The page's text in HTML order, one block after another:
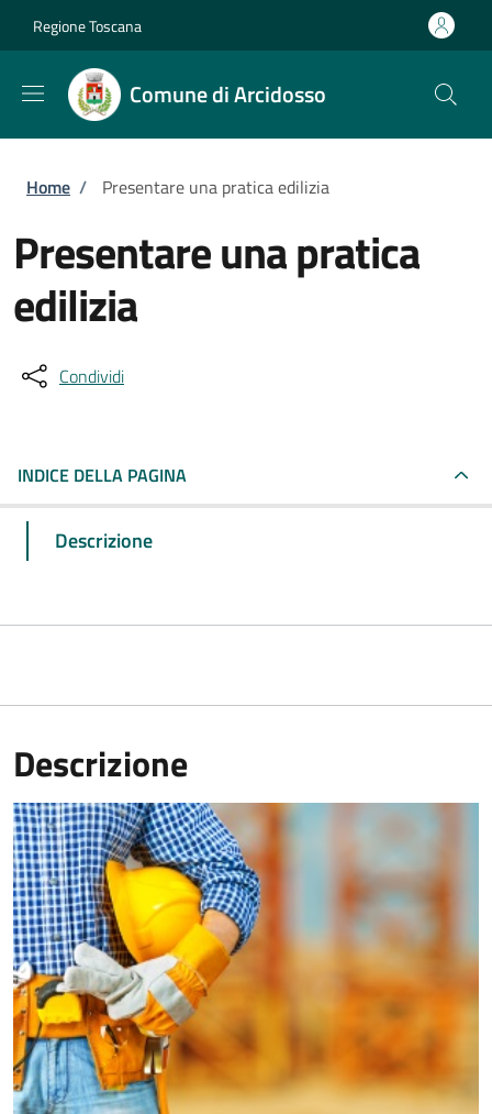
Regione Toscana
Comune di Arcidosso
Briciole di pane
Home / Presentare una pratica edilizia
Presentare una pratica
edilizia
Condividi
INDICE DELLA PAGINA
Descrizione
Descrizione